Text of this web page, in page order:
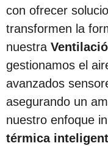
con ofrecer
transformen la
nuestra
gestionamos el
avanzados
asegurando un
nuestro enfoque
térmica